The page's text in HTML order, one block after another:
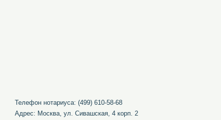
Телефон нотариуса: (499) 610-58-68
Адрес: Москва, ул. Сивашская, 4 корп. 2